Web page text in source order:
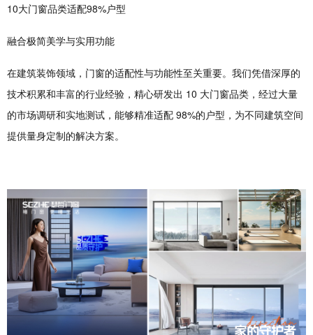
10大门窗品类适配98%户型
融合极简美学与实用功能
在建筑装饰领域，门窗的适配性与功能性至关重要。我们凭借深厚的
技术积累和丰富的行业经验，精心研发出 10 大门窗品类，经过大量
的市场调研和实地测试，能够精准适配 98%的户型，为不同建筑空间
提供量身定制的解决方案。